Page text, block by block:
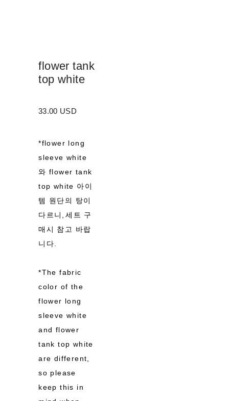
flower tank
top white
33.00 USD
*flower long
sleeve white
와 flower tank
top white 아이
템 원단의 탕이
다르니,세트 구
매시 참고 바랍
니다.
*The fabric
color of the
flower long
sleeve white
and flower
tank top white
are different,
so please
keep this in